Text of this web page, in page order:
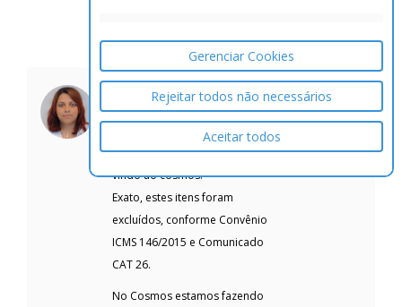
Vitória SouzaPostado
em Abr 18 2016 at 05:18
Olá Felipe Espindola - Seja bem
vindo ao cosmos.
Exato, estes itens foram
excluídos, conforme Convênio
ICMS 146/2015 e Comunicado
CAT 26.
No Cosmos estamos fazendo
+1
Gerenciar Cookies
Rejeitar todos não necessários
Aceitar todos